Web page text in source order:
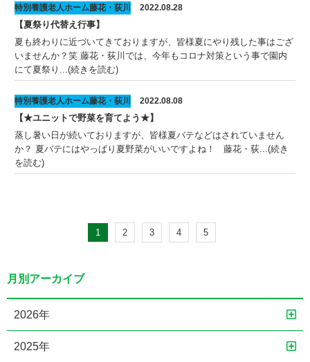
特別養護老人ホーム藤花・荻川 2022.08.28
【夏祭り代替え行事】
夏も終わりに近づいてきておりますが、皆様夏にやり残した事はござ
いませんか？笑 藤花・荻川では、今年もコロナ対策という事で園内
にて夏祭り...(続きを読む)
特別養護老人ホーム藤花・荻川 2022.08.08
【★ユニットで野菜を育てよう★】
蒸し暑い日が続いておりますが、皆様夏バテなどはされていません
か？ 夏バテにはやっぱり夏野菜がいいですよね！ 藤花・荻...(続き
を読む)
1 2 3 4 5
月別アーカイブ
2026年
2025年